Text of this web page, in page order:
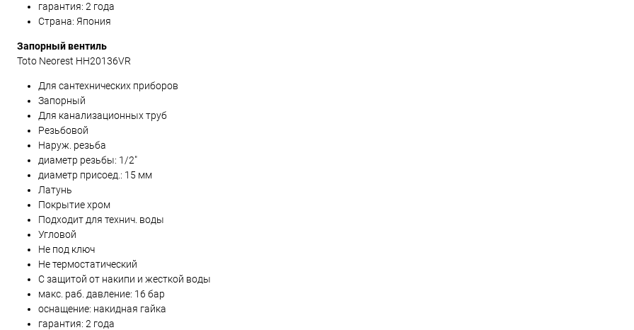
гарантия: 2 года
Страна: Япония
Запорный вентиль
Toto Neorest HH20136VR
Для сантехнических приборов
Запорный
Для канализационных труб
Резьбовой
Наруж. резьба
диаметр резьбы: 1/2"
диаметр присоед.: 15 мм
Латунь
Покрытие хром
Подходит для технич. воды
Угловой
Не под ключ
Не термостатический
С защитой от накипи и жесткой воды
макс. раб. давление: 16 бар
оснащение: накидная гайка
гарантия: 2 года